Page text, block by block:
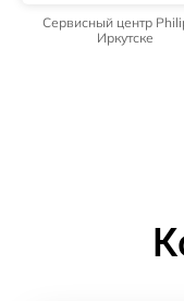
Сервисный центр
Иркутске